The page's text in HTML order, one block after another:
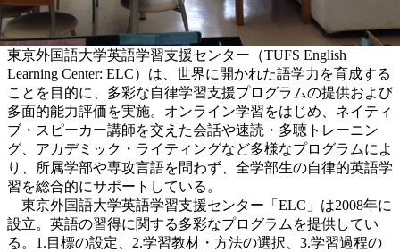
東京外国語大学英語学習支援センター（TUFS English
Learning Center: ELC）は、世界に開かれた語学力を育成する
ことを目的に、多彩な自律学習支援プログラムの提供および
多面的能力評価を実施。オンライン学習をはじめ、ネイティ
ブ・スピーカー講師を交えた会話や速読・多聴トレーニン
グ、アカデミック・ライティングなど多様なプログラムによ
り、所属学部や専攻言語を問わず、全学部生の自律的英語学
習を総合的にサポートしている。
東京外国語大学英語学習支援センター「ELC」は2008年に
設立。英語の習得に関する多彩なプログラムを提供してい
る。1.目標の設定、2.学習教材・方法の選択、3.学習過程の